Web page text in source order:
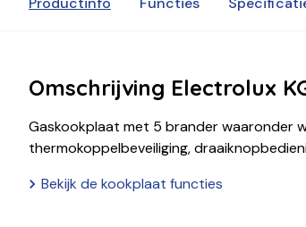
Omschrijving Electrolux
Gaskookplaat met 5 brander waaronder
thermokoppelbeveiliging,
Bekijk de kookplaat functies